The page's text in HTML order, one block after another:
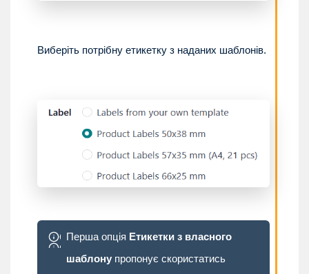
Виберіть потрібну етикетку з наданих шаблонів.
Перша опція Етикетки з власного
шаблону пропонує скористатись